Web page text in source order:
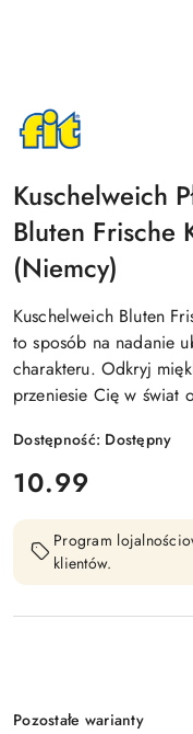
NAZWA
PRODUCENTA:
FIT
Kuschelweich
Bluten Frische
(Niemcy)
Kuschelweich Bluten
to sposób na nadanie
charakteru. Odkryj
przeniesie Cię w świat
Dostępność: Dostępny
cena:
10.99
Program
klientów.
Wariant
Pozostałe warianty